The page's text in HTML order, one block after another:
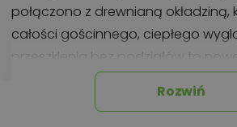
połączono z drewnianą
całości gościnnego, ciepłego
przeszklenia bez podziałów to
architektoniczne, które doskonale
wnętrza pokojów dziennych.
Rozwiń